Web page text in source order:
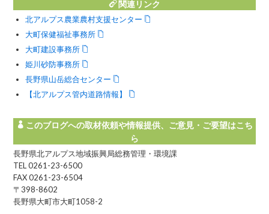
関連リンク
北アルプス農業農村支援センター
大町保健福祉事務所
大町建設事務所
姫川砂防事務所
長野県山岳総合センター
【北アルプス管内道路情報】
このブログへの取材依頼や情報提供、ご意見・ご要望はこち
ら
長野県北アルプス地域振興局総務管理・環境課
TEL 0261-23-6500
FAX 0261-23-6504
〒398-8602
長野県大町市大町1058-2